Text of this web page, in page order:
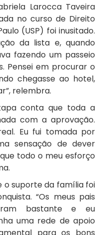
Larocca Taveira
no curso de Direito
(USP) foi inusitado.
da lista e, quando
fazendo um passeio
Pensei em procurar o
chegasse ao hotel,
relembra.
conta que toda a
com a aprovação.
Eu fui tomada por
sensação de dever
todo o meu esforço
o suporte da família foi
“Os meus pais
bastante e eu
uma rede de apoio
para os bons